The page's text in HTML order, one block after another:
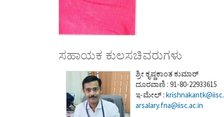
ಸಹಾಯಕ ಕುಲಸಚಿವರುಗಳು
ಶ್ರೀ ಕೃಷ್ಣಕಾಂತ ಕುಮಾರ್
ದೂರವಾಣಿ : 91-80-22933615
ಇ-ಮೇಲ್ :
arsalary.fna@iisc.ac.in